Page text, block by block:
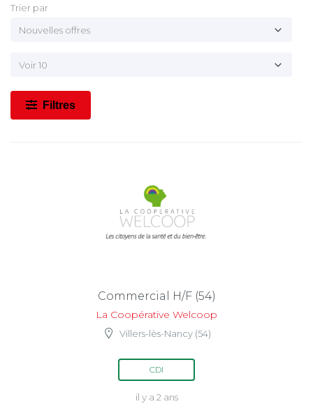
Trier par
Filtres
Commercial H/F (54)
La Coopérative Welcoop
Villers-lès-Nancy (54)
CDI
il y a 2 ans